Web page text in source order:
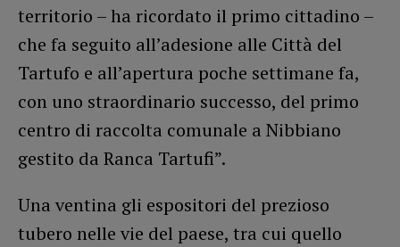
territorio – ha ricordato il primo cittadino –
che fa seguito all’adesione alle Città del
Tartufo e all’apertura poche settimane fa,
con uno straordinario successo, del primo
centro di raccolta comunale a Nibbiano
gestito da Ranca Tartufi”.
Una ventina gli espositori del prezioso
tubero nelle vie del paese, tra cui quello